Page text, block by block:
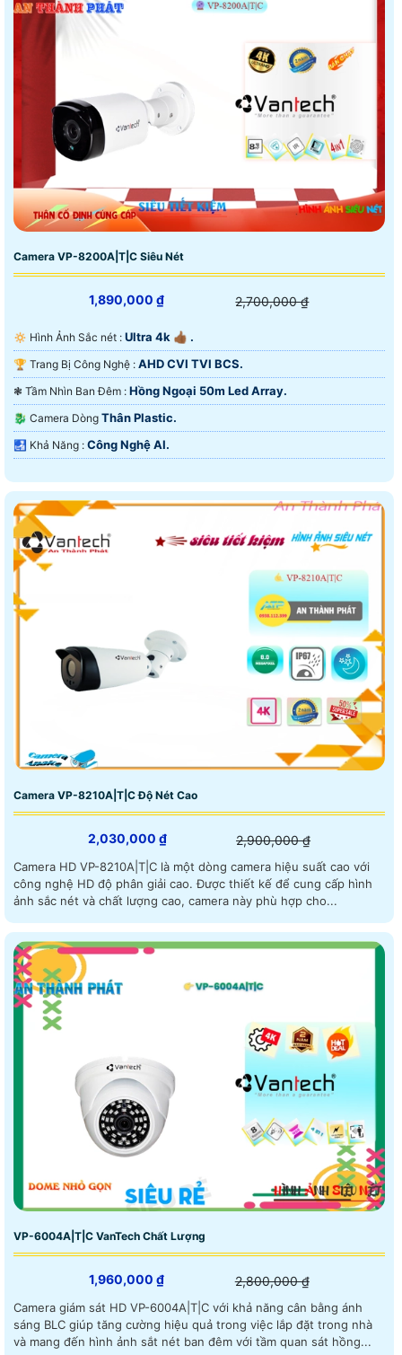
Camera VP-8200A|T|C Siêu Nét
1,890,000 ₫ 2,700,000 ₫
🔅 Hình Ảnh Sắc nét : Ultra 4k 👍🏾 .
🏆 Trang Bị Công Nghệ : AHD CVI TVI BCS.
❃ Tầm Nhìn Ban Đêm : Hồng Ngoại 50m Led Array.
🐉️ Camera Dòng Thân Plastic.
️🛃 Khả Năng : Công Nghệ AI.
Camera VP-8210A|T|C Độ Nét Cao
2,030,000 ₫ 2,900,000 ₫
Camera HD VP-8210A|T|C là một dòng camera hiệu suất cao với
công nghệ HD độ phân giải cao. Được thiết kế để cung cấp hình
ảnh sắc nét và chất lượng cao, camera này phù hợp cho...
VP-6004A|T|C VanTech Chất Lượng
1,960,000 ₫ 2,800,000 ₫
Camera giám sát HD VP-6004A|T|C với khả năng cân bằng ánh
sáng BLC giúp tăng cường hiệu quả trong việc lắp đặt trong nhà
và mang đến hình ảnh sắt nét ban đêm với tầm quan sát hồng...